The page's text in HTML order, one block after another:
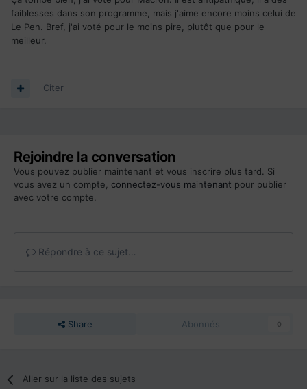
faiblesses dans son programme, mais j'aime encore moins celui de
Le Pen. Bref, j'ai voté pour le moins pire, plutôt que pour le
meilleur.
Citer
Rejoindre la conversation
Vous pouvez publier maintenant et vous inscrire plus tard. Si
vous avez un compte, connectez-vous maintenant pour publier
avec votre compte.
Répondre à ce sujet…
Share Abonnés 0
Aller sur la liste des sujets